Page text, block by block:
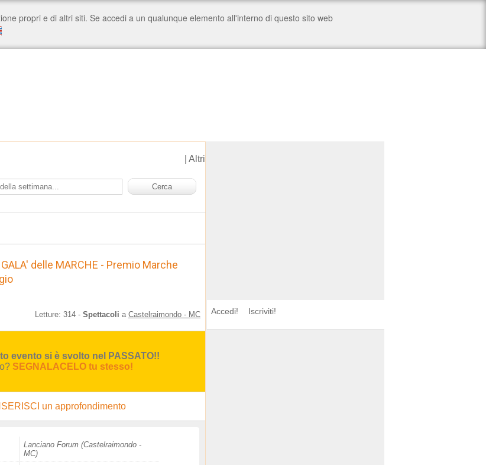
Altri
GALA' delle MARCHE - Premio Marche
Letture: 314 - Spettacoli a Castelraimondo - MC
evento si è svolto nel PASSATO!!
SEGNALACELO tu stesso!
un approfondimento
Lanciano Forum (Castelraimondo -
MC)
Accedi! Iscriviti!